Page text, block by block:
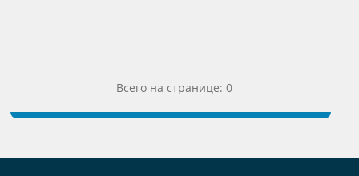
Всего на странице: 0